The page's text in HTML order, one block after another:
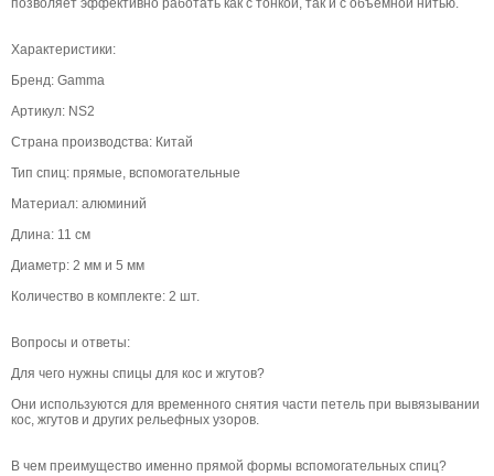
позволяет эффективно работать как с тонкой, так и с объемной нитью.
Характеристики:
Бренд: Gamma
Артикул: NS2
Страна производства: Китай
Тип спиц: прямые, вспомогательные
Материал: алюминий
Длина: 11 см
Диаметр: 2 мм и 5 мм
Количество в комплекте: 2 шт.
Вопросы и ответы:
Для чего нужны спицы для кос и жгутов?
Они используются для временного снятия части петель при вывязывании
кос, жгутов и других рельефных узоров.
В чем преимущество именно прямой формы вспомогательных спиц?